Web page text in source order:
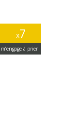
x7
m’engage à prier